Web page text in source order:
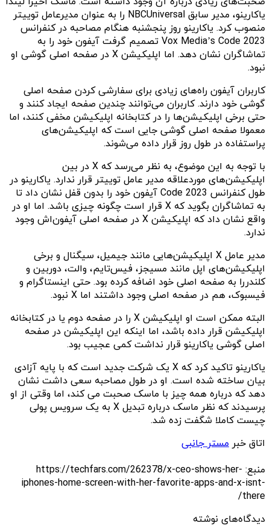
یاکارینو، مدیر سابق NBCUniversal را به عنوان مدیرعامل توییتر
منصوب کرد. یاکارینو روز پنجشنبه هنگام مصاحبه در کنفرانس
Vox Media’s Code 2023 تصمیم گرفت آیفون خود را به
تماشاگران نشان دهد. اما اپلیکیشن X در صفحه اصلی گوشی او
نبود.
کاربران آیفون راه‌های زیادی برای سفارشی کردن صفحه اصلی
گوشی خود دارند. کاربران می‌توانند چندین صفحه ایجاد کنند و
حتی برخی اپلیکیشن‌ها را در کتابخانه اپلیکیشن مخفی کنند، اما
معمولا صفحه اصلی گوشی جایی است که اپلیکیشن‌های
پراستفاده در طول روز قرار داده می‌شوند.
با توجه به این موضوع، به نظر می‌رسد که X در بین
اپلیکیشن‌های موردعلاقه مدیر عامل توییتر قرار ندارد. یاکارینو در
طول کنفرانس Code 2023 آیفون خود را بدون قفل نشان داد تا
به تماشاگران بگوید که X قرار است چگونه چیزی باشد. اما او در
واقع نشان داد که اپلیکیشن X در صفحه اصلی آیفون‌اش وجود
ندارد.
مدیر عامل X اپلیکیشن‌هایی مانند جیمیل، سیگنال و برخی
اپلیکیشن‌های اپل مانند مسیجز، فیس‌تایم، والت، دوربین و
کلندررا به صفحه اصلی خود اضافه کرده بود. حتی اینستاگرام و
فیسبوک، هم در صفحه اصلی وجود داشتند اما X نبود.
البته ممکن است او اپلیکیشن X را در صفحه دوم یا در کتابخانه
اپلیکیشن قرار داده باشد، اما اینکه این اپلیکیشن در صفحه
اصلی گوشی یاکارینو قرار نداشت کمی عجیب بود.
یاکارینو تاکید کرد که X یک شرکت جدید است که با پایه آزادی
بیان ساخته شده است. او در طول مصاحبه سعی داشت نشان
دهد که درباره همه چیز با ماسک صحبت می کند، اما وقتی از او
پرسیدند که نظر ماسک درباره تبدیل X به یک سرویس پولی
چیست کاملا شگفت زده شد.
اتاق خبر مستر جانبی
منبع: https://techfars.com/262378/x-ceo-shows-her-
iphones-home-screen-with-her-favorite-apps-and-x-isnt-
there/
دیدگاه‌های نوشته